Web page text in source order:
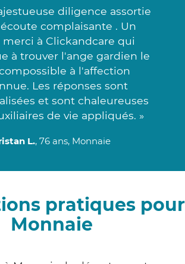
diligence assortie
complaisante . Un
à Clickandcare qui
à trouver l'ange gardien le
à l'affection
Les réponses sont
et sont chaleureuses
de vie appliqués. »
L., 76 ans, Monnaie
pratiques pour
Monnaie